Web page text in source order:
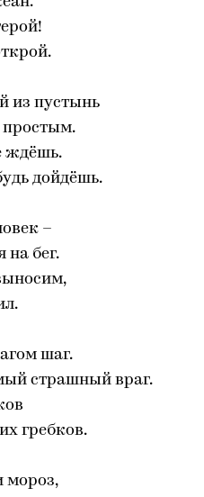
из пустынь
простым.
ждёшь.
дойдёшь.
–
на бег.
шаг.
страшный враг.
гребков.
мороз,